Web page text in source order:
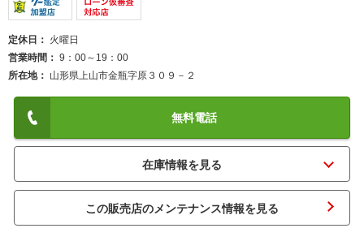
定休日
火曜日
営業時間
9：00～19：00
所在地
山形県上山市金瓶字原３０９－２
無料電話
この販売店のメンテナンス情報を見る